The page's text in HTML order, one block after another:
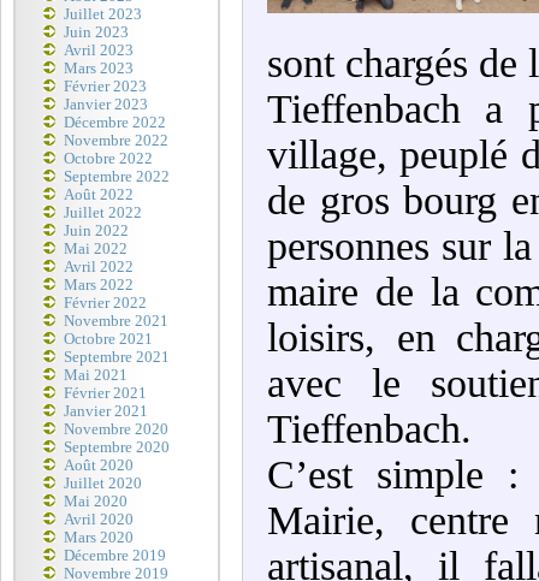
Juillet 2023
Juin 2023
Avril 2023
Mars 2023
Février 2023
Janvier 2023
Décembre 2022
Novembre 2022
Octobre 2022
Septembre 2022
Août 2022
Juillet 2022
Juin 2022
Mai 2022
Avril 2022
Mars 2022
Février 2022
Novembre 2021
Octobre 2021
Septembre 2021
Mai 2021
Février 2021
Janvier 2021
Novembre 2020
Septembre 2020
Août 2020
Juillet 2020
Mai 2020
Avril 2020
Mars 2020
Décembre 2019
Novembre 2019
sont chargés de
Tieffenbach a
village, peuplé
de gros bourg
personnes sur
maire de la
loisirs, en
avec le
Tieffenbach.
C’est simple
Mairie, centre
artisanal, il